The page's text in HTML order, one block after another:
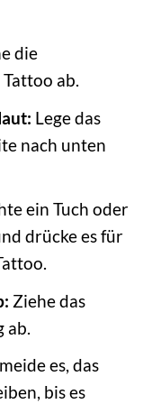
die
ab.
Lege das
nach unten
ein Tuch oder
drücke es für
Ziehe das
ab.
es, das
bis es